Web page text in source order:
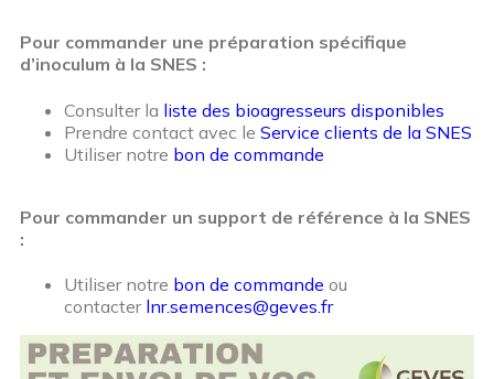
Pour commander une préparation spécifique
d’inoculum à la SNES :
Consulter la liste des bioagresseurs disponibles
Prendre contact avec le Service clients de la SNES
Utiliser notre bon de commande
Pour commander un support de référence à la SNES
:
Utiliser notre bon de commande ou
contacter lnr.semences@geves.fr